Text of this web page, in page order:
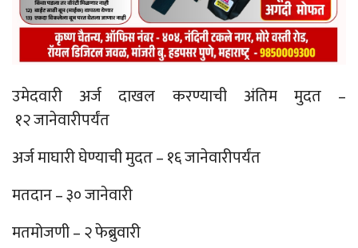
उमेदवारी अर्ज दाखल करण्याची अंतिम मुदत –
१२ जानेवारीपर्यंत
अर्ज माघारी घेण्याची मुदत – १६ जानेवारीपर्यंत
मतदान – ३० जानेवारी
मतमोजणी – २ फेब्रुवारी